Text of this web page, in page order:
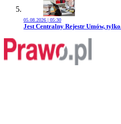
05.08.2026 | 05:30
Przejdź do artykułu:
Jest Centralny Rejestr Umów,